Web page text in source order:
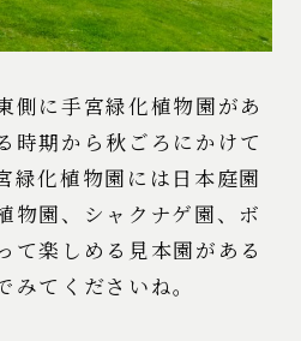
側に手宮緑化植物園があ
時期から秋ごろにかけて
緑化植物園には日本庭園
物園、シャクナゲ園、ボ
て楽しめる見本園がある
みてくださいね。